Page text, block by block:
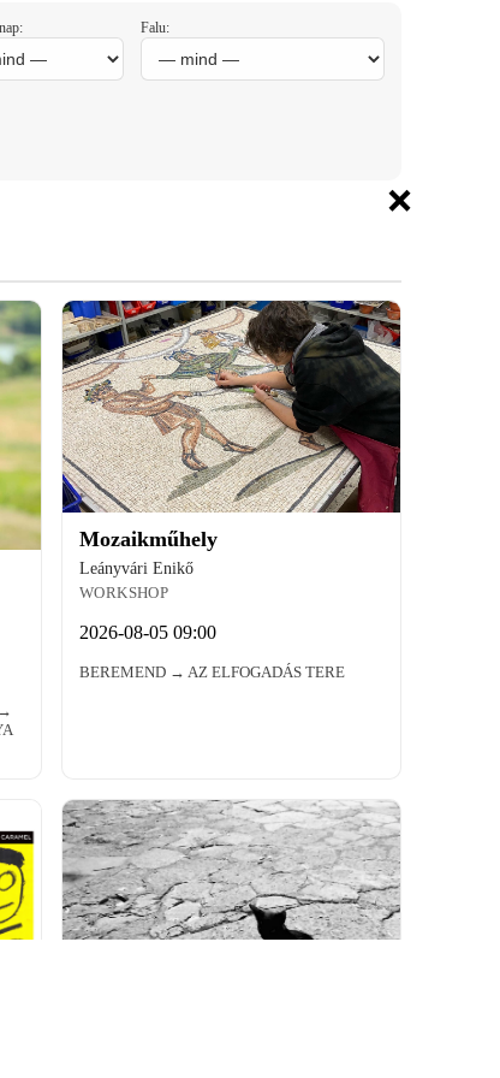
×
Falu:
Mozaikműhely
Leányvári Enikő
WORKSHOP
2026-08-05 09:00
BEREMEND → AZ ELFOGADÁS TERE